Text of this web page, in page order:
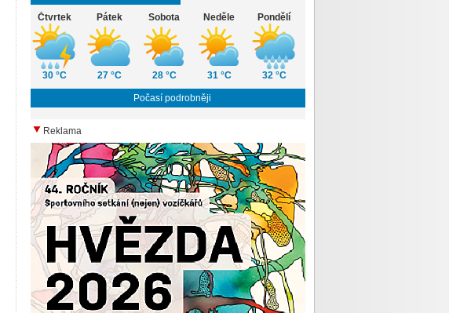
Čtvrtek
30 °C
Pátek
27 °C
Sobota
28 °C
Neděle
31 °C
Pondělí
32 °C
Počasí podrobněji
Reklama